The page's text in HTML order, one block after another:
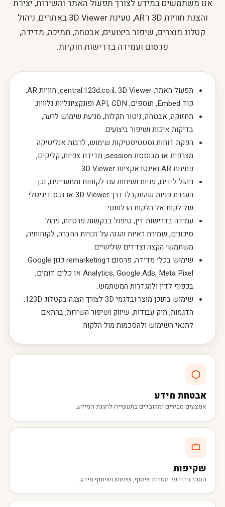
אנו משתמשים במידע לצורך תפעול האתר והשירות, יצירת
והצגת חוויות 3D ו־AR, טעינת 3D Viewer באתרים, ניהול
קטלוג מוצרים, שיפור ביצועים, אבטחה, תמיכה, מדידה,
פרסום ועמידה בדרישות חוקיות.
תפעול האתר, central.123d.co.il, 3D Viewer, חוויות AR,
קוד Embed, תוספים, API, CDN ופונקציונליות נלווית.
תחזוקה, אבטחה, ניטור תקלות, מניעת שימוש לרעה,
בדיקות איכות ושיפור ביצועים.
הפקת דוחות וסטטיסטיקות שימוש, לרבות אנליטיקה
מצרפית או מבוססת session, מדידת צפיות, קליקים,
פתיחת AR ואינטראקציות 3D Viewer.
ניהול לידים, פניות ושיחות עם לקוחות ומתעניינים, וכן
העברת פניות שהתקבלו דרך 3D Viewer או נכס דיגיטלי
של לקוח אל הלקוח הרלוונטי.
עמידה בדרישות דין, טיפול בבקשות פרטיות, ניהול
סיכונים, שמירת ראיות והגנה על זכויות החברה, לקוחותיה,
משתמשי הקצה וצדדים שלישיים.
שימוש בכלי מדידה, פרסום ו־remarketing כגון Google
Analytics, Google Ads, Meta Pixel או כלים דומים,
בכפוף לדין ולהגדרות המשתמש.
שימוש בתוכן מוצר ובדגמי 3D לצורך הצגה בקטלוג 123D,
הדגמות, תיק עבודות, שיווק ושיפור השירות, בהתאם
לתנאי השימוש ולהסכמות מול הלקוח.
אבטחת מידע
אמצעים סבירים ומקובלים בתעשייה להגנת המידע.
שקיפות
הסבר ברור על מטרות איסוף, שימוש ושיתוף מידע.